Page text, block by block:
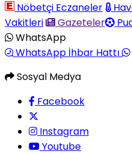
Nöbetçi Eczaneler
Vakitleri
Gazeteler
WhatsApp
WhatsApp İhbar Hattı
Sosyal Medya
Facebook
Instagram
Youtube